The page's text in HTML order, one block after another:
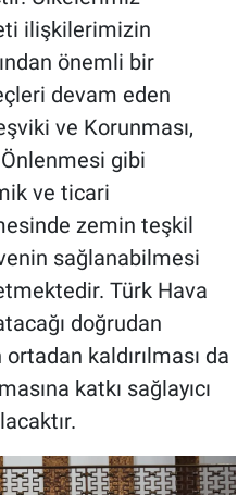
ilişkilerimizin
önemli bir
devam eden
ve Korunması,
gibi
ve ticari
zemin teşkil
sağlanabilmesi
Türk Hava
doğrudan
kaldırılması da
katkı sağlayıcı